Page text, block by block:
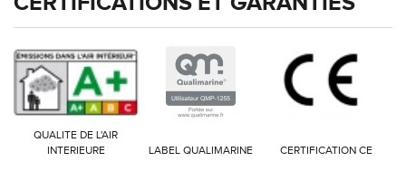
QUALITE DE L'AIR
INTERIEURE
LABEL QUALIMARINE CERTIFICATION CE